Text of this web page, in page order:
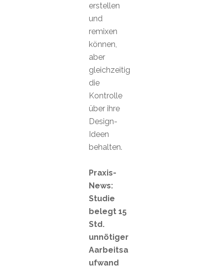
erstellen
und
remixen
können,
aber
gleichzeitig
die
Kontrolle
über ihre
Design-
Ideen
behalten.
Praxis-
News:
Studie
belegt 15
Std.
unnötiger
Aarbeitsa
ufwand